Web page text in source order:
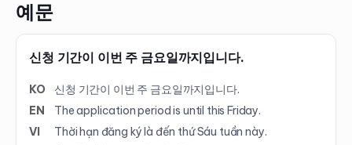
예문
신청 기간이 이번 주 금요일까지입니다.
KO
신청 기간이 이번 주 금요일까지입니다.
EN
The application period is until this Friday.
VI
Thời hạn đăng ký là đến thứ Sáu tuần này.